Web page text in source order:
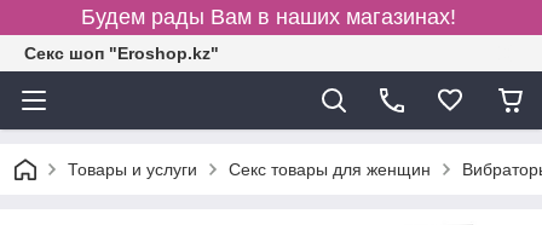
Будем рады Вам в наших магазинах!
Секс шоп "Eroshop.kz"
Товары и услуги Секс товары для женщин